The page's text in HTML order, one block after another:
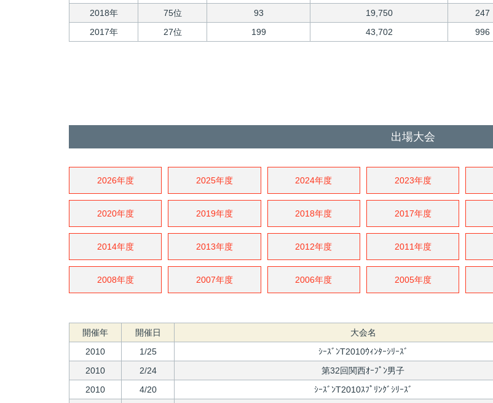
2018年
75位 93 19,750 247
2017年
27位 199 43,702 996
出場大会
2026年度 2025年度 2024年度 2023年度
2020年度 2019年度 2018年度 2017年度
2014年度 2013年度 2012年度 2011年度
2008年度 2007年度 2006年度 2005年度
開催年 開催日 大会名
2010
1/25 ｼｰｽﾞﾝT2010ｳｨﾝﾀｰｼﾘｰｽﾞ
2010
2/24 第32回関西ｵｰﾌﾟﾝ男子
2010
4/20 ｼｰｽﾞﾝT2010ｽﾌﾟﾘﾝｸﾞｼﾘｰｽﾞ